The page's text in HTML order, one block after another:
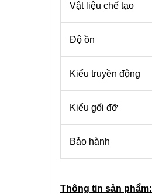
Vật liệu chế tạo
Độ ồn
Kiểu truyền động
Kiểu gối đỡ
Bảo hành
Thông tin sản phẩm: